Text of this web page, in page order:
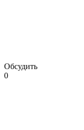
Обсудить
0